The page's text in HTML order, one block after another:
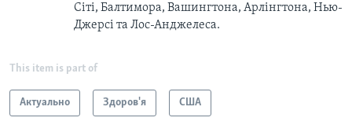
Сіті, Балтимора, Вашингтона, Арлінгтона, Нью-
Джерсі та Лос-Анджелеса.
This item is part of
Актуально Здоров'я США